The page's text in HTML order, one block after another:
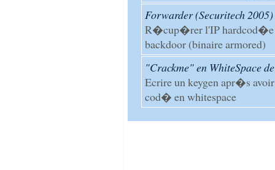
Forwarder (Securitech
R�cup�rer l'IP hardcod�e
backdoor (binaire armored)
"Crackme" en WhiteSpace
Ecrire un keygen apr�s
cod� en whitespace